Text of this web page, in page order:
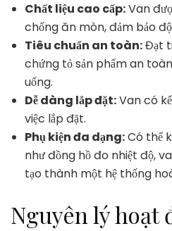
Chất liệu cao cấp:Van
chống ăn mòn, đảm bảo
Tiêu chuẩn an toàn:Đạt
chứng tỏ sản phẩm an
uống.
Dễ dàng lắp đặt:Van có
việc lắp đặt.
Phụ kiện đa dạng:Có thể
như đồng hồ đo nhiệt độ,
tạo thành một hệ thống
Nguyên lý hoạt